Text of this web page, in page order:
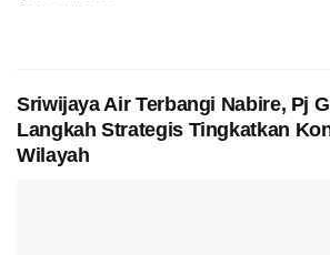
Sriwijaya Air Terbangi Nabire, Pj
Langkah Strategis Tingkatkan
Wilayah